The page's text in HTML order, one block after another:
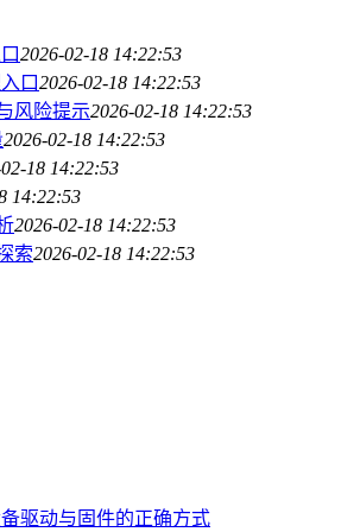
2026-02-18 14:22:53
口2026-02-18 14:22:53
风险提示2026-02-18 14:22:53
2026-02-18 14:22:53
18 14:22:53
14:22:53
2026-02-18 14:22:53
索2026-02-18 14:22:53
驱动与固件的正确方式